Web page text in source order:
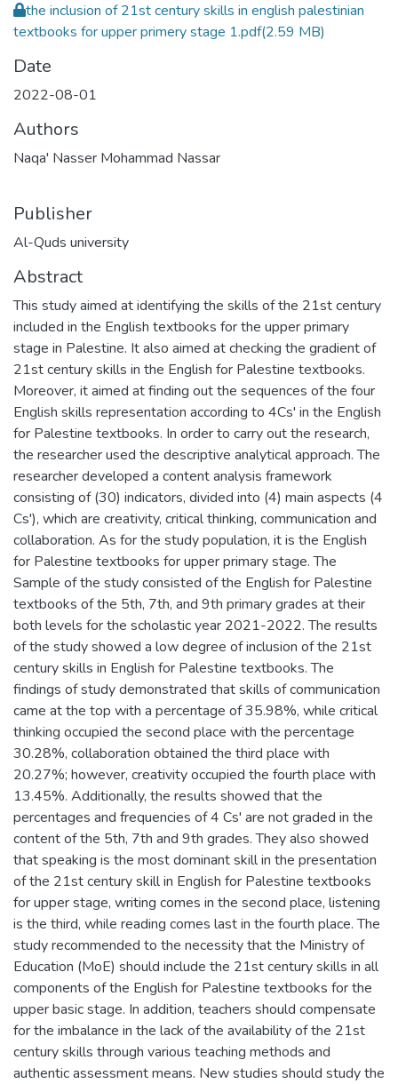
the inclusion of 21st century skills in english palestinian
textbooks for upper primery stage 1.pdf(2.59 MB)
Date
2022-08-01
Authors
Naqa' Nasser Mohammad Nassar
Publisher
Al-Quds university
Abstract
This study aimed at identifying the skills of the 21st century
included in the English textbooks for the upper primary
stage in Palestine. It also aimed at checking the gradient of
21st century skills in the English for Palestine textbooks.
Moreover, it aimed at finding out the sequences of the four
English skills representation according to 4Cs' in the English
for Palestine textbooks. In order to carry out the research,
the researcher used the descriptive analytical approach. The
researcher developed a content analysis framework
consisting of (30) indicators, divided into (4) main aspects (4
Cs'), which are creativity, critical thinking, communication and
collaboration. As for the study population, it is the English
for Palestine textbooks for upper primary stage. The
Sample of the study consisted of the English for Palestine
textbooks of the 5th, 7th, and 9th primary grades at their
both levels for the scholastic year 2021-2022. The results
of the study showed a low degree of inclusion of the 21st
century skills in English for Palestine textbooks. The
findings of study demonstrated that skills of communication
came at the top with a percentage of 35.98%, while critical
thinking occupied the second place with the percentage
30.28%, collaboration obtained the third place with
20.27%; however, creativity occupied the fourth place with
13.45%. Additionally, the results showed that the
percentages and frequencies of 4 Cs' are not graded in the
content of the 5th, 7th and 9th grades. They also showed
that speaking is the most dominant skill in the presentation
of the 21st century skill in English for Palestine textbooks
for upper stage, writing comes in the second place, listening
is the third, while reading comes last in the fourth place. The
study recommended to the necessity that the Ministry of
Education (MoE) should include the 21st century skills in all
components of the English for Palestine textbooks for the
upper basic stage. In addition, teachers should compensate
for the imbalance in the lack of the availability of the 21st
century skills through various teaching methods and
authentic assessment means. New studies should study the